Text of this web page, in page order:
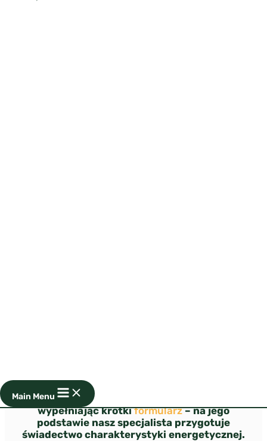
Main MenuPodaj informacje o nieruchomości
wypełniając krótkiformularz– na jego
podstawie nasz specjalista przygotuje
świadectwo charakterystyki energetycznej.